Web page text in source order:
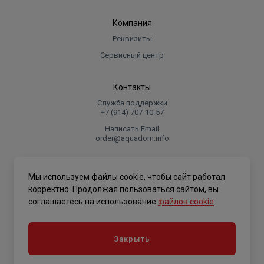
Компания
Реквизиты
Сервисный центр
Контакты
Служба поддержки
+7 (914) 707‑10‑57
Написать Email
order@aquadom.info
.
Мы используем файлы cookie, чтобы сайт работал
корректно. Продолжая пользоваться сайтом, вы
соглашаетесь на использование файлов cookie
Закрыть